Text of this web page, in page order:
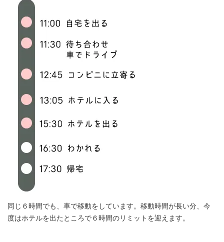
同じ６時間でも、車で移動をしています。移動時間が長い分、今
度はホテルを出たところで６時間のリミットを迎えます。